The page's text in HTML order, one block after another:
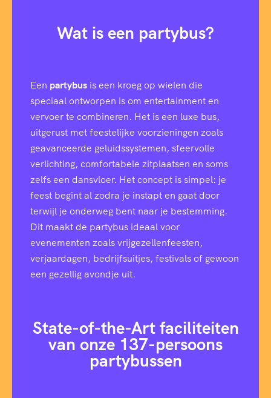
Wat is een partybus?
Een partybus is een kroeg op wielen die
speciaal ontworpen is om entertainment en
vervoer te combineren. Het is een luxe bus,
uitgerust met feestelijke voorzieningen zoals
geavanceerde geluidssystemen, sfeervolle
verlichting, comfortabele zitplaatsen en soms
zelfs een dansvloer. Het concept is simpel: je
feest begint al zodra je instapt en gaat door
terwijl je onderweg bent naar je bestemming.
Dit maakt de partybus ideaal voor
evenementen zoals vrijgezellenfeesten,
verjaardagen, bedrijfsuitjes, festivals of gewoon
een gezellig avondje uit.
State-of-the-Art faciliteiten
van onze 137-persoons
partybussen